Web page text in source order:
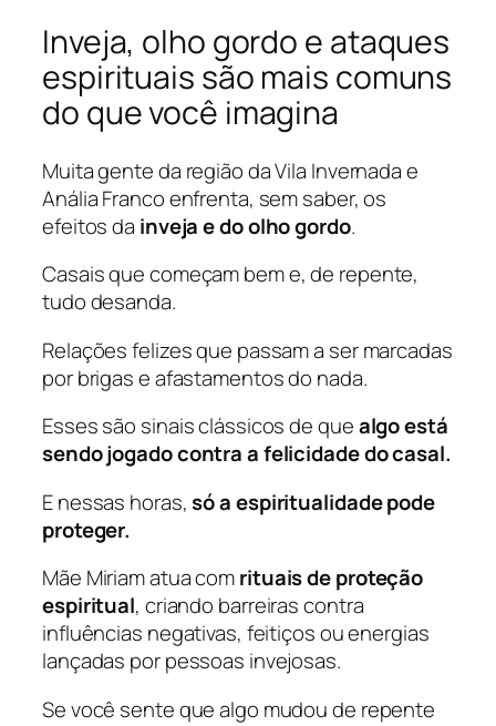
Inveja, olho gordo e ataques
espirituais são mais comuns
do que você imagina
Muita gente da região da Vila Invernada e
Anália Franco enfrenta, sem saber, os
efeitos da inveja e do olho gordo.
Casais que começam bem e, de repente,
tudo desanda.
Relações felizes que passam a ser marcadas
por brigas e afastamentos do nada.
Esses são sinais clássicos de quealgo está
sendo jogado contra a felicidade do casal.
E nessas horas,só a espiritualidade pode
proteger.
Mãe Miriam atua comrituais de proteção
espiritual, criando barreiras contra
influências negativas, feitiços ou energias
lançadas por pessoas invejosas.
Se você sente que algo mudou de repente